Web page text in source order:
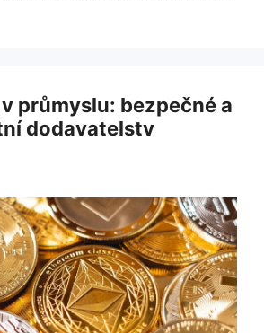
průmyslu: bezpečné a
dodavatelstv